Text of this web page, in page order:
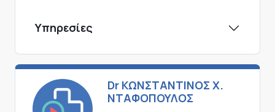
Υπηρεσίες
Dr ΚΩΝΣΤΑΝΤΙΝΟΣ Χ.
ΝΤΑΦΟΠΟΥΛΟΣ